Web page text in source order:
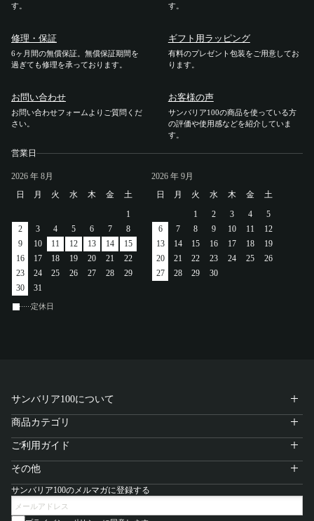
交換・返品
修理 ・保証
よくあるご質問・お問い合わせ
ログイン / 新規登録
す。
す。
修理・保証
6ヶ月間の無償保証。無償保証期間を
過ぎても修理を承っております。
ギフト用ラッピング
有料のプレゼント包装をご用意してお
ります。
お問い合わせ
お問い合わせフォームよりご質問くだ
さい。
お客様の声
サンバリア100の商品を使っている方
の評価や使用感などを紹介していま
す。
営業日
2026 年 8月
日
月 火 水 木 金
土
1
2
3 4 5 6 7
8
9
10 11 12 13 14
15
16
17 18 19 20 21
22
23
24 25 26 27 28
29
30
31
2026 年 9月
日
月 火 水 木 金
土
1
2 3 4
5
6
7 8 9 10 11
12
13
14 15 16 17 18
19
20
21 22 23 24 25
26
27
28 29 30
定休日
サンバリア100について
商品カテゴリ
ご利用ガイド
その他
サンバリア100のメルマガに登録する